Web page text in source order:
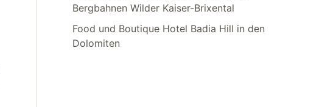
Bergbahnen Wilder Kaiser-Brixental
Food und Boutique Hotel Badia Hill in den
Dolomiten